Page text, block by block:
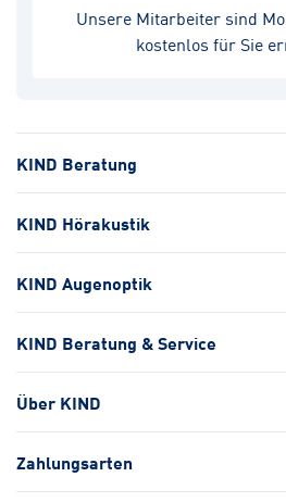
Unsere Mitarbeiter sind
kostenlos für Sie
KIND Beratung
KIND Hörakustik
KIND Augenoptik
KIND Beratung & Service
Über KIND
Zahlungsarten